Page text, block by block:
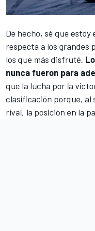
De hecho, sé que estoy
respecta a los grandes
los que más disfruté.
nunca fueron para
que la lucha por la
clasificación porque, al
rival, la posición en la